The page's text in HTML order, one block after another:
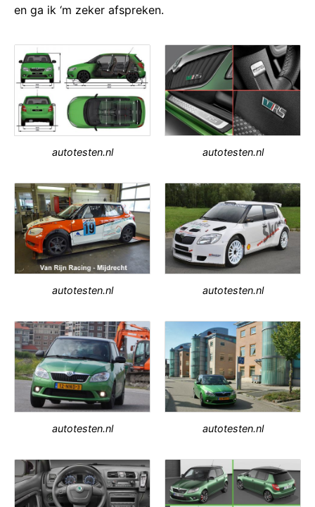
en ga ik ‘m zeker afspreken.
autotesten.nl autotesten.nl
autotesten.nl autotesten.nl
autotesten.nl autotesten.nl